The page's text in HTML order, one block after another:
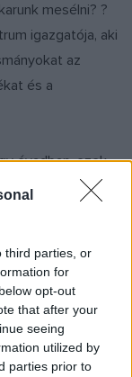
third parties, or
for
opt-out
that after your
seeing
utilized by
parties prior to
mesélni? ?
igazgatója, aki
az
és a
évadban, ezek
Kopjáss
működő
családját, de
élni, ezért
ember
aki
valamint a